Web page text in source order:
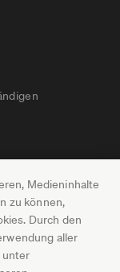
Medieninhalte
zu können,
Durch den
aller
unter